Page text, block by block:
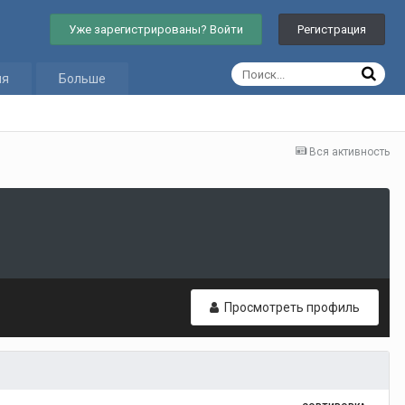
Уже зарегистрированы? Войти Регистрация
Больше
Вся активность
Просмотреть профиль